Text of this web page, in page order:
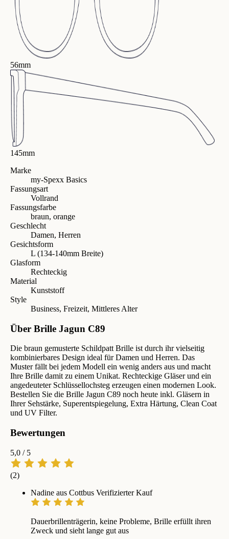
56mm
145mm
Marke
my-Spexx Basics
Fassungsart
Vollrand
Fassungsfarbe
braun, orange
Geschlecht
Damen, Herren
Gesichtsform
L (134-140mm Breite)
Glasform
Rechteckig
Material
Kunststoff
Style
Business, Freizeit, Mittleres Alter
Über Brille Jagun C89
Die braun gemusterte Schildpatt Brille ist durch ihr vielseitig
kombinierbares Design ideal für Damen und Herren. Das
Muster fällt bei jedem Modell ein wenig anders aus und macht
Ihre Brille damit zu einem Unikat. Rechteckige Gläser und ein
angedeuteter Schlüssellochsteg erzeugen einen modernen Look.
Bestellen Sie die Brille Jagun C89 noch heute inkl. Gläsern in
Ihrer Sehstärke, Superentspiegelung, Extra Härtung, Clean Coat
und UV Filter.
Bewertungen
5,0 / 5
(2)
Nadine aus Cottbus Verifizierter Kauf
Dauerbrillenträgerin, keine Probleme, Brille erfüllt ihren
Zweck und sieht lange gut aus